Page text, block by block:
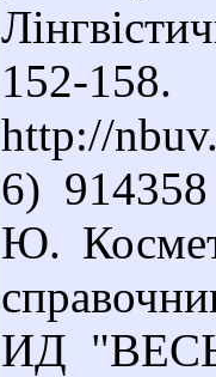
152-
http://
6)
Ю.
ИД